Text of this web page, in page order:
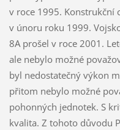
v roce 1995. Konstrukční
v únoru roku 1999.
8A prošel v roce 2001.
ale nebylo možné
byl nedostatečný výkon
přitom nebylo možné
pohonných jednotek. S
kvalita. Z tohoto důvodu